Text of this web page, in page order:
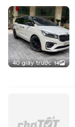
40 giây trước 14